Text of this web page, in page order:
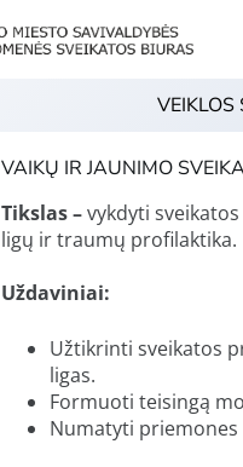
VEIKLOS
VAIKŲ IR JAUNIMO
Tikslas –vykdyti
ligų ir traumų profilaktika.
Uždaviniai:
Užtikrinti sveikatos
ligas.
Formuoti teisingą
Numatyti